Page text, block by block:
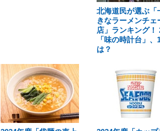
北海道民が選ぶ「
きなラーメンチェ
店」ランキング！
「味の時計台」、
は？